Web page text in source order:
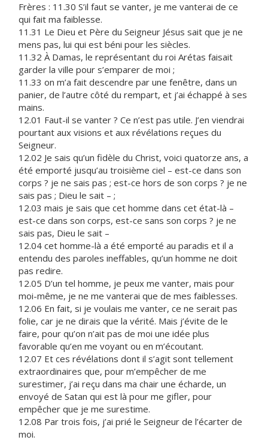
Frères : 11.30 S’il faut se vanter, je me vanterai de ce
qui fait ma faiblesse.
11.31 Le Dieu et Père du Seigneur Jésus sait que je ne
mens pas, lui qui est béni pour les siècles.
11.32 À Damas, le représentant du roi Arétas faisait
garder la ville pour s’emparer de moi ;
11.33 on m’a fait descendre par une fenêtre, dans un
panier, de l’autre côté du rempart, et j’ai échappé à ses
mains.
12.01 Faut-il se vanter ? Ce n’est pas utile. J’en viendrai
pourtant aux visions et aux révélations reçues du
Seigneur.
12.02 Je sais qu’un fidèle du Christ, voici quatorze ans, a
été emporté jusqu’au troisième ciel – est-ce dans son
corps ? je ne sais pas ; est-ce hors de son corps ? je ne
sais pas ; Dieu le sait – ;
12.03 mais je sais que cet homme dans cet état-là –
est-ce dans son corps, est-ce sans son corps ? je ne
sais pas, Dieu le sait –
12.04 cet homme-là a été emporté au paradis et il a
entendu des paroles ineffables, qu’un homme ne doit
pas redire.
12.05 D’un tel homme, je peux me vanter, mais pour
moi-même, je ne me vanterai que de mes faiblesses.
12.06 En fait, si je voulais me vanter, ce ne serait pas
folie, car je ne dirais que la vérité. Mais j’évite de le
faire, pour qu’on n’ait pas de moi une idée plus
favorable qu’en me voyant ou en m’écoutant.
12.07 Et ces révélations dont il s’agit sont tellement
extraordinaires que, pour m’empêcher de me
surestimer, j’ai reçu dans ma chair une écharde, un
envoyé de Satan qui est là pour me gifler, pour
empêcher que je me surestime.
12.08 Par trois fois, j’ai prié le Seigneur de l’écarter de
moi.